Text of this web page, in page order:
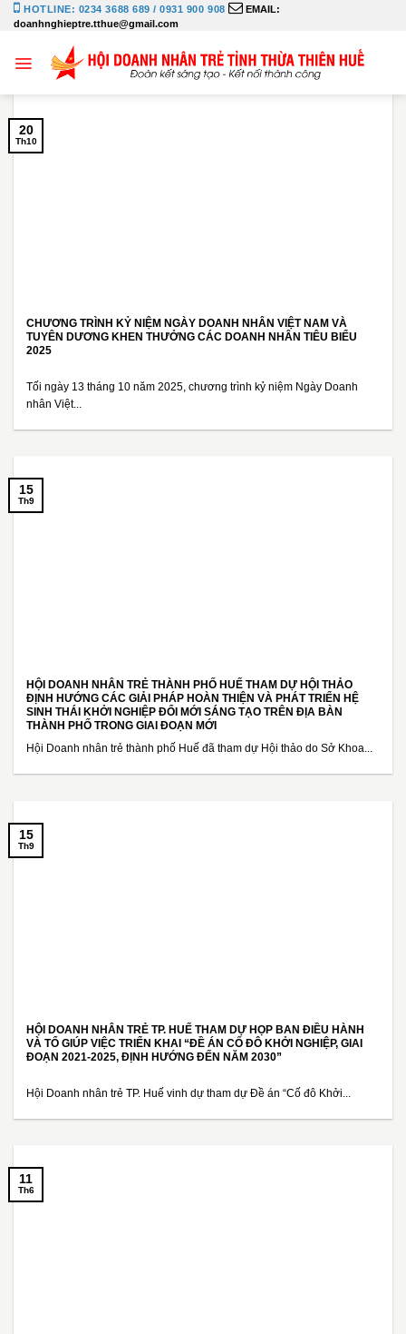
Bỏ
qua
dung
HOTLINE: 0234 3688 689 / 0931 900 908
EMAIL:
doanhnghieptre.tthue@gmail.com
CHƯƠNG TRÌNH KỶ NIỆM NGÀY DOANH NHÂN VIỆT NAM VÀ
TUYÊN DƯƠNG KHEN THƯỞNG CÁC DOANH NHÂN TIÊU BIỂU
2025
Tối ngày 13 tháng 10 năm 2025, chương trình kỷ niệm Ngày Doanh
nhân Việt...
20
Th10
HỘI DOANH NHÂN TRẺ THÀNH PHỐ HUẾ THAM DỰ HỘI THẢO
ĐỊNH HƯỚNG CÁC GIẢI PHÁP HOÀN THIỆN VÀ PHÁT TRIỂN HỆ
SINH THÁI KHỞI NGHIỆP ĐỔI MỚI SÁNG TẠO TRÊN ĐỊA BÀN
THÀNH PHỐ TRONG GIAI ĐOẠN MỚI
Hội Doanh nhân trẻ thành phố Huế đã tham dự Hội thảo do Sở Khoa...
15
Th9
HỘI DOANH NHÂN TRẺ TP. HUẾ THAM DỰ HỌP BAN ĐIỀU HÀNH
VÀ TỔ GIÚP VIỆC TRIỂN KHAI “ĐỀ ÁN CỐ ĐÔ KHỞI NGHIỆP, GIAI
ĐOẠN 2021-2025, ĐỊNH HƯỚNG ĐẾN NĂM 2030”
Hội Doanh nhân trẻ TP. Huế vinh dự tham dự Đề án “Cố đô Khởi...
15
Th9
11
Th6